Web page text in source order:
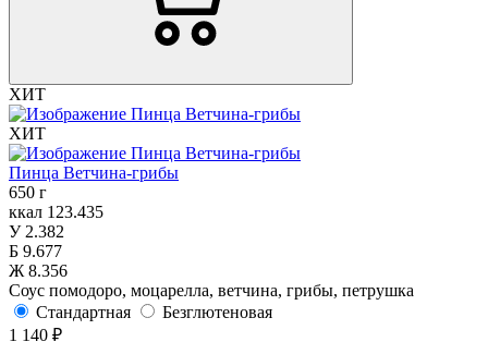
ХИТ
ХИТ
Пинца Ветчина-грибы
650 г
ккал 123.435
У2.382
Б 9.677
Ж 8.356
Соус помодоро, моцарелла, ветчина, грибы, петрушка
Стандартная
Безглютеновая
1 140 ₽